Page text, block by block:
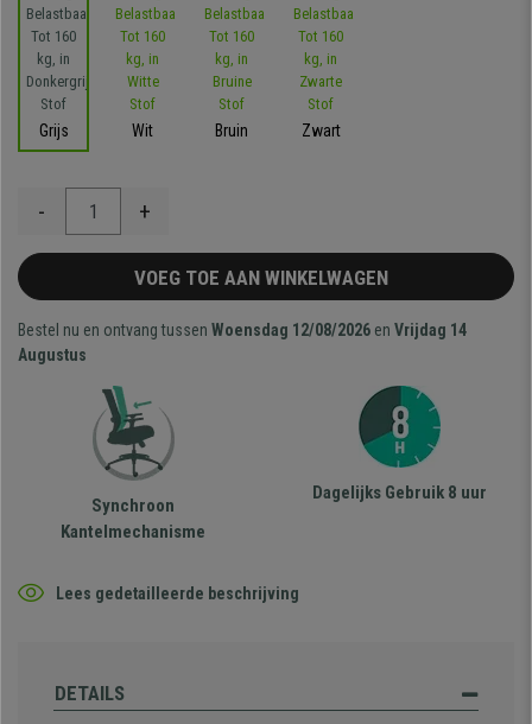
Grijs Wit Bruin Zwart
- +
VOEG TOE AAN WINKELWAGEN
Bestel nu en ontvang tussen Woensdag 12/08/2026 en Vrijdag 14
Augustus
Synchroon
Kantelmechanisme
Dagelijks Gebruik 8 uur
Lees gedetailleerde beschrijving
DETAILS